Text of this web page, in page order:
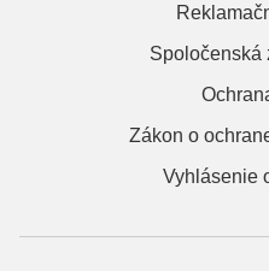
Spoločenská
Zákon o
Vyhlásenie